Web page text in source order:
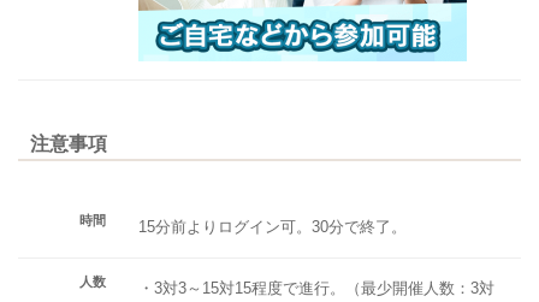
注意事項
時間 15分前よりログイン可。30分で終了。
人数
・3対3～15対15程度で進行。（最少開催人数：3対